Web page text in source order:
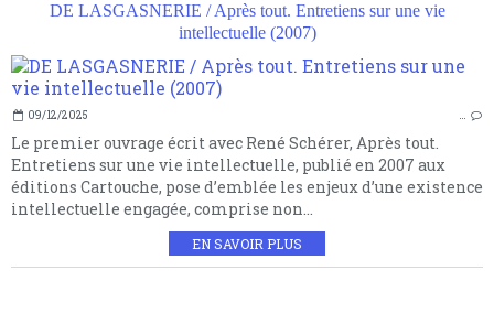
DE LASGASNERIE / Après tout. Entretiens sur une vie
intellectuelle (2007)
09/12/2025 …
Le premier ouvrage écrit avec René Schérer, Après tout.
Entretiens sur une vie intellectuelle, publié en 2007 aux
éditions Cartouche, pose d’emblée les enjeux d’une existence
intellectuelle engagée, comprise non...
EN SAVOIR PLUS